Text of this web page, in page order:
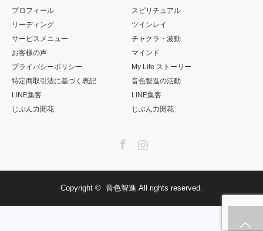
プロフィール
リーディング
サービスメニュー
お客様の声
プライバシーポリシー
特定商取引法に基づく表記
LINE集客
じぶん力開花
スピリチュアル
ツインレイ
チャクラ・波動
マインド
My Life ストーリー
音色智進の活動
LINE集客
じぶん力開花
Copyright © 音色智進 All rights reserved.
特商法に基づく表記